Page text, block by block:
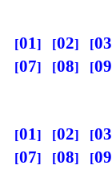
01 02 03
07
08 09
01 02 03
07
08 09